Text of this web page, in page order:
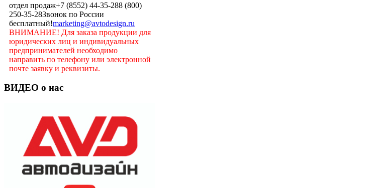
отдел продаж+7 (8552) 44-35-288 (800)
250-35-28Звонок по России
бесплатный!marketing@avtodesign.ru
ВНИМАНИЕ! Для заказа продукции для
юридических лиц и индивидуальных
предпринимателей необходимо
направить по телефону или электронной
почте заявку и реквизиты.
ВИДЕО о нас